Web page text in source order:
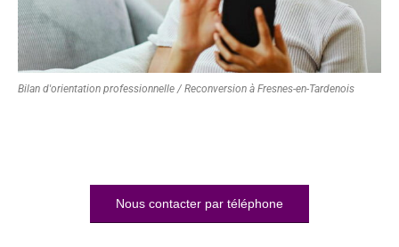
Bilan d'orientation professionnelle / Reconversion à Fresnes-en-Tardenois
Nous contacter par téléphone